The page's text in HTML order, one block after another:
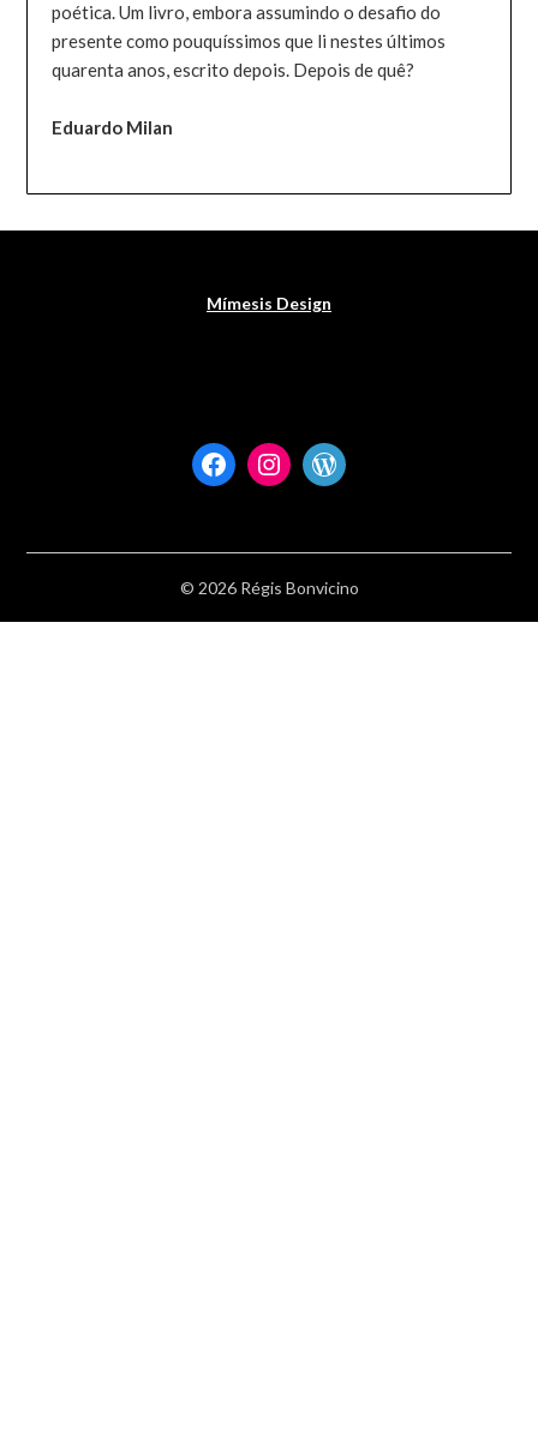
poética. Um livro, embora assumindo o desafio do
presente como pouquíssimos que li nestes últimos
quarenta anos, escrito depois. Depois de quê?
Eduardo Milan
Mímesis Design
Facebook
InstagramWordPress
© 2026 Régis Bonvicino